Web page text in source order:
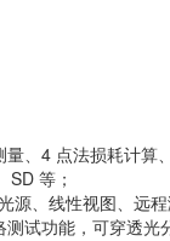
、4 点法损耗计算
等；
源、线性视图、远程
试功能，可穿透光